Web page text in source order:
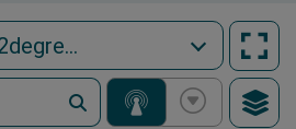
2degrees Mobile